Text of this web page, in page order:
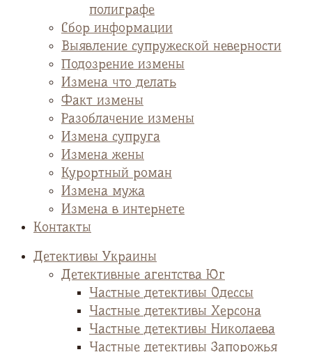
полиграфе
Сбор информации
Выявление супружеской неверности
Подозрение измены
Измена что делать
Факт измены
Разоблачение измены
Измена супруга
Измена жены
Курортный роман
Измена мужа
Измена в интернете
Контакты
Детективы Украины
Детективные агентства Юг
Частные детективы Одессы
Частные детективы Херсона
Частные детективы Николаева
Частные детективы Запорожья